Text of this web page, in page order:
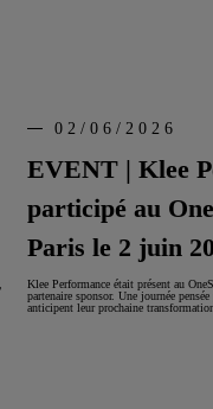
EVENT | Klee
participé au
Paris le 2 juin
02/06/2026
Klee Performance était présent au
partenaire sponsor. Une journée
anticipent leur prochaine